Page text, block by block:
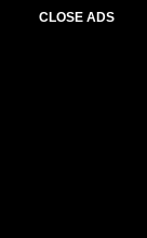
CLOSE ADS